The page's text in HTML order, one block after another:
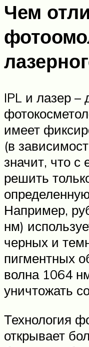
Чем
IPL и лазер –
имеет
(в
значит, что
решить
Например,
нм)
черных и
пигментных
волна 1064
уничтожать
Технология
открывает